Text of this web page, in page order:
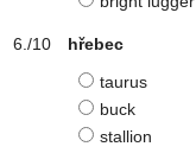
hřebec
taurus
buck
stallion